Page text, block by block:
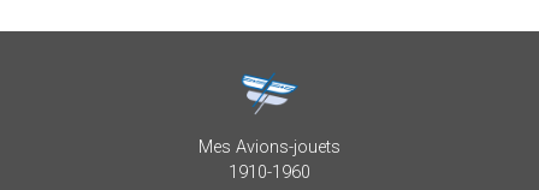
Mes Avions-jouets
1910-1960